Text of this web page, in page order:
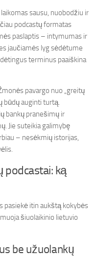
sausu, nuobodžiu ir
podcastų formatas
paslaptis – intymumas ir
jaučiamės lyg sėdėtume
terminus paaiškina
pavargo nuo „greitų
būdų auginti turtą.
bankų pranešimų ir
Jie suteikia galimybę
– nesėkmių istorijas,
podcastai: ką
pasiekė itin aukštą kokybės
šiuolaikinio lietuvio
be užuolankų